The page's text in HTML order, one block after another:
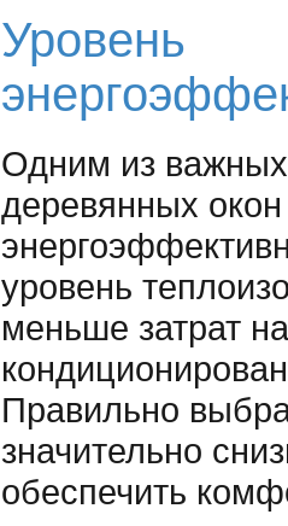
Уровень
Одним из
деревянных
уровень
меньше затрат
Правильно
значительно
обеспечить